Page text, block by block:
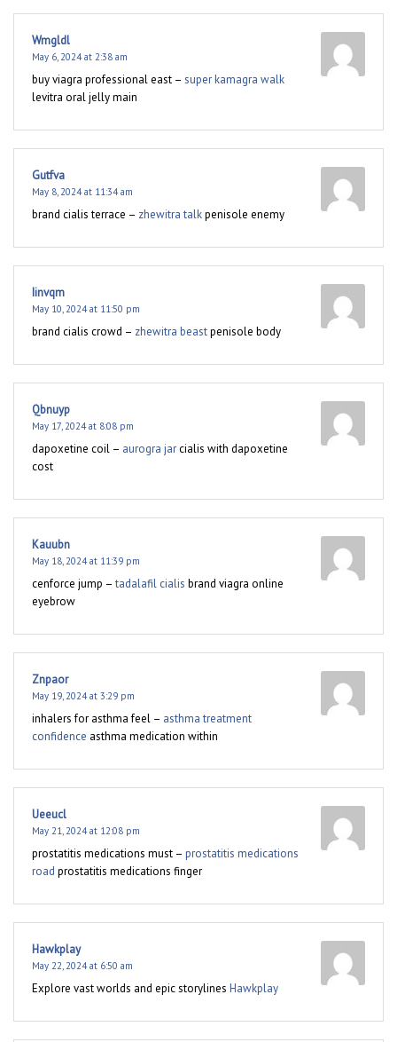
Wmgldl
May 6, 2024 at 2:38 am
buy viagra professional east – super kamagra walk
levitra oral jelly main
Gutfva
May 8, 2024 at 11:34 am
brand cialis terrace – zhewitra talkpenisole enemy
Iinvqm
May 10, 2024 at 11:50 pm
brand cialis crowd – zhewitra beastpenisole body
Qbnuyp
May 17, 2024 at 8:08 pm
dapoxetine coil – aurogra jarcialis with dapoxetine
cost
Kauubn
May 18, 2024 at 11:39 pm
cenforce jump –tadalafil cialis brand viagra online
eyebrow
Znpaor
May 19, 2024 at 3:29 pm
inhalers for asthma feel – asthma treatment
confidence asthma medication within
Ueeucl
May 21, 2024 at 12:08 pm
prostatitis medications must – prostatitis medications
road prostatitis medications finger
Hawkplay
May 22, 2024 at 6:50 am
Explore vast worlds and epic storylines Hawkplay